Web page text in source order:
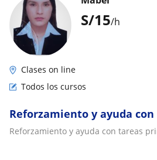
S/15/h
Clases on line
Todos los cursos
Reforzamiento y ayuda
Reforzamiento y ayuda con tareas